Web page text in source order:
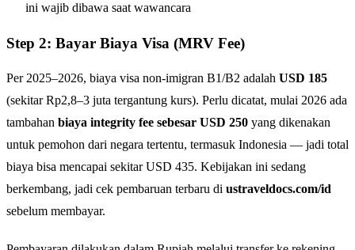
ini wajib dibawa saat wawancara
Step 2: Bayar Biaya Visa (MRV Fee)
Per 2025–2026, biaya visa non-imigran B1/B2 adalah USD 185
(sekitar Rp2,8–3 juta tergantung kurs). Perlu dicatat, mulai 2026 ada
tambahan biaya integrity fee sebesar USD 250 yang dikenakan
untuk pemohon dari negara tertentu, termasuk Indonesia — jadi total
biaya bisa mencapai sekitar USD 435. Kebijakan ini sedang
berkembang, jadi cek pembaruan terbaru di ustraveldocs.com/id
sebelum membayar.